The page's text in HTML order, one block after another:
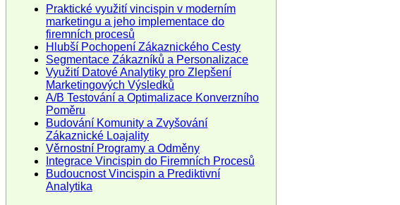
Praktické využití vincispin v moderním
marketingu a jeho implementace do
firemních procesů
Hlubší Pochopení Zákaznického Cesty
Segmentace Zákazníků a Personalizace
Využití Datové Analytiky pro Zlepšení
Marketingových Výsledků
A/B Testování a Optimalizace Konverzního
Poměru
Budování Komunity a Zvyšování
Zákaznické Loajality
Věrnostní Programy a Odměny
Integrace Vincispin do Firemních Procesů
Budoucnost Vincispin a Prediktivní
Analytika